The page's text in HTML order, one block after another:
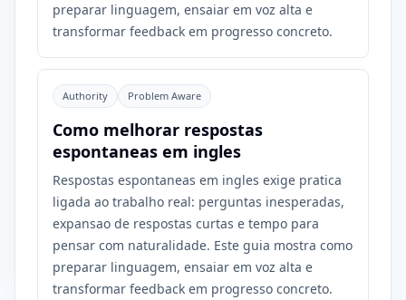
preparar linguagem, ensaiar em voz alta e
transformar feedback em progresso concreto.
Authority Problem Aware
Como melhorar respostas
espontaneas em ingles
Respostas espontaneas em ingles exige pratica
ligada ao trabalho real: perguntas inesperadas,
expansao de respostas curtas e tempo para
pensar com naturalidade. Este guia mostra como
preparar linguagem, ensaiar em voz alta e
transformar feedback em progresso concreto.